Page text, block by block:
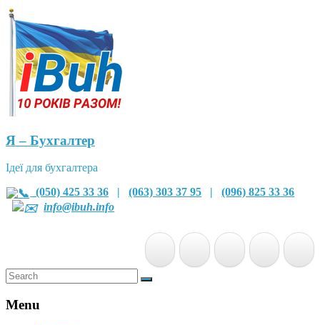
Я – Бухгалтер
Ідеї для бухгалтера
(050) 425 33 36 |(063) 303 37 95 |(096) 825 33 36
info@ibuh.info
Menu